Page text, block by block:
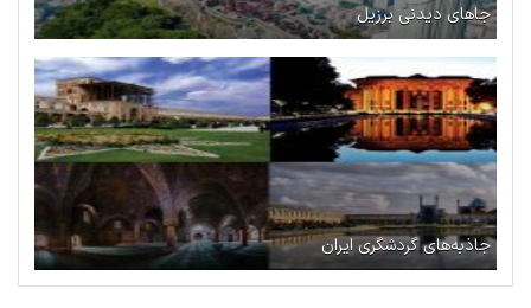
جاهای دیدنی برزیل
جاذبه‌های گردشگری ایران